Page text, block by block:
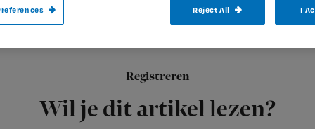
Registreren
Wil je dit artikel lezen?
V&VN is de nieuwe naam van de AVVV, die per 1 augustus
Reject All I